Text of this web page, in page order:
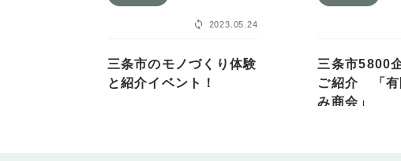
2023.05.24
三条市のモノづくり体験
と紹介イベント！
三条市5800
ご紹介 「有
み商会」